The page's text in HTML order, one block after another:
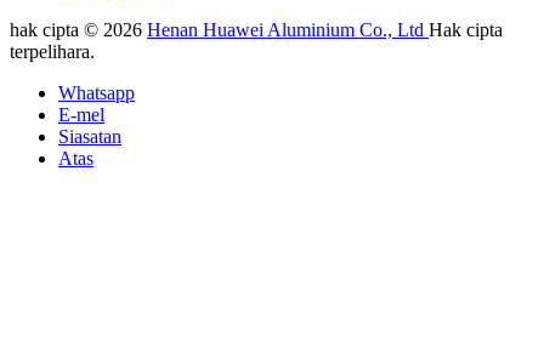
hak cipta © 2026 Henan Huawei Aluminium Co., Ltd Hak cipta
terpelihara.
Whatsapp
E-mel
Siasatan
Atas